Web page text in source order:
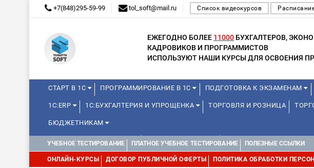
+7(848)295-59-99 tol_soft@mail.ru Список видеокурсов
ЕЖЕГОДНО БОЛЕЕ 11000 БУХГАЛТЕРОВ,
КАДРОВИКОВ И ПРОГРАММИСТОВ
ИСПОЛЬЗУЮТ НАШИ КУРСЫ ДЛЯ ОСВОЕНИЯ
СТАРТ В 1С ПРОГРАММИРОВАНИЕ В 1С ПОДГОТОВКА К ЭКЗАМЕНАМ
1С:ERP 1С:БУХГАЛТЕРИЯ И УПРОЩЕНКА ТОРГОВЛЯ И РОЗНИЦА
БЮДЖЕТНИКАМ
КУРСЫ ДЛЯ ШКОЛЬНИКОВ ДЛЯ ШКОЛЬНИКОВ 1С:УПРАВЛЕНИЕ
WEB, JAVA И ANDROID
УЧЕБНОЕ ТЕСТИРОВАНИЕ ПЛАТНОЕ УЧЕБНОЕ ТЕСТИРОВАНИЕ ПОЛЕЗНЫЕ ССЫЛКИ
ОНЛАЙН-КУРСЫ ДОГОВОР ПУБЛИЧНОЙ ОФЕРТЫ ПОЛИТИКА ОБРАБОТКИ